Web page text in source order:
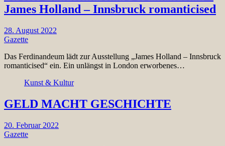
James Holland – Innsbruck romanticised
28. August 2022
Gazette
Das Ferdinandeum lädt zur Ausstellung „James Holland – Innsbruck
romanticised“ ein. Ein unlängst in London erworbenes…
Kunst & Kultur
GELD MACHT GESCHICHTE
20. Februar 2022
Gazette